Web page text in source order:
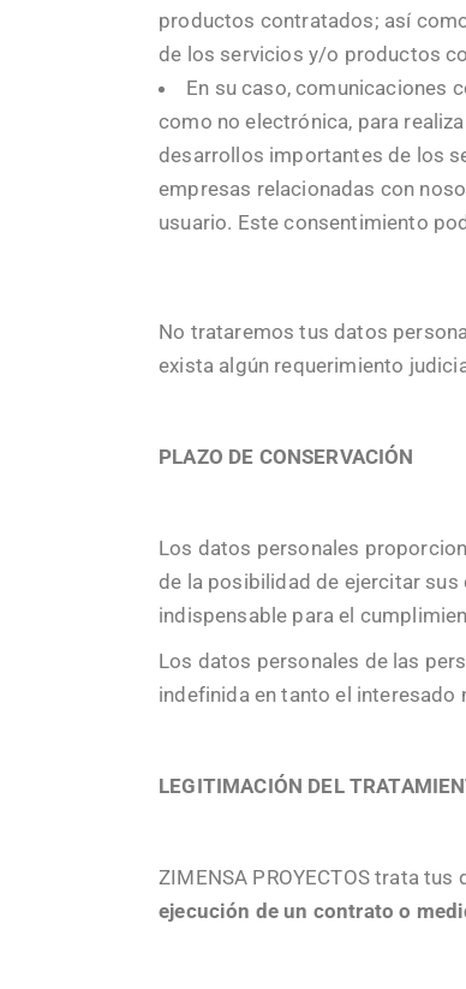
productos contratados; así
de los servicios y/o productos
En su caso, comunicaciones
como no electrónica, para
desarrollos importantes de los
empresas relacionadas con
usuario. Este consentimiento
No trataremos tus datos
exista algún requerimiento
PLAZO DE CONSERVACIÓN
Los datos personales
de la posibilidad de ejercitar
indispensable para el
Los datos personales de las
indefinida en tanto el
LEGITIMACIÓN DEL
ZIMENSA PROYECTOS trata
ejecución de un contrato o